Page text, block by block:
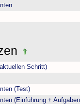
Schritt)
(Test)
(Einführung +